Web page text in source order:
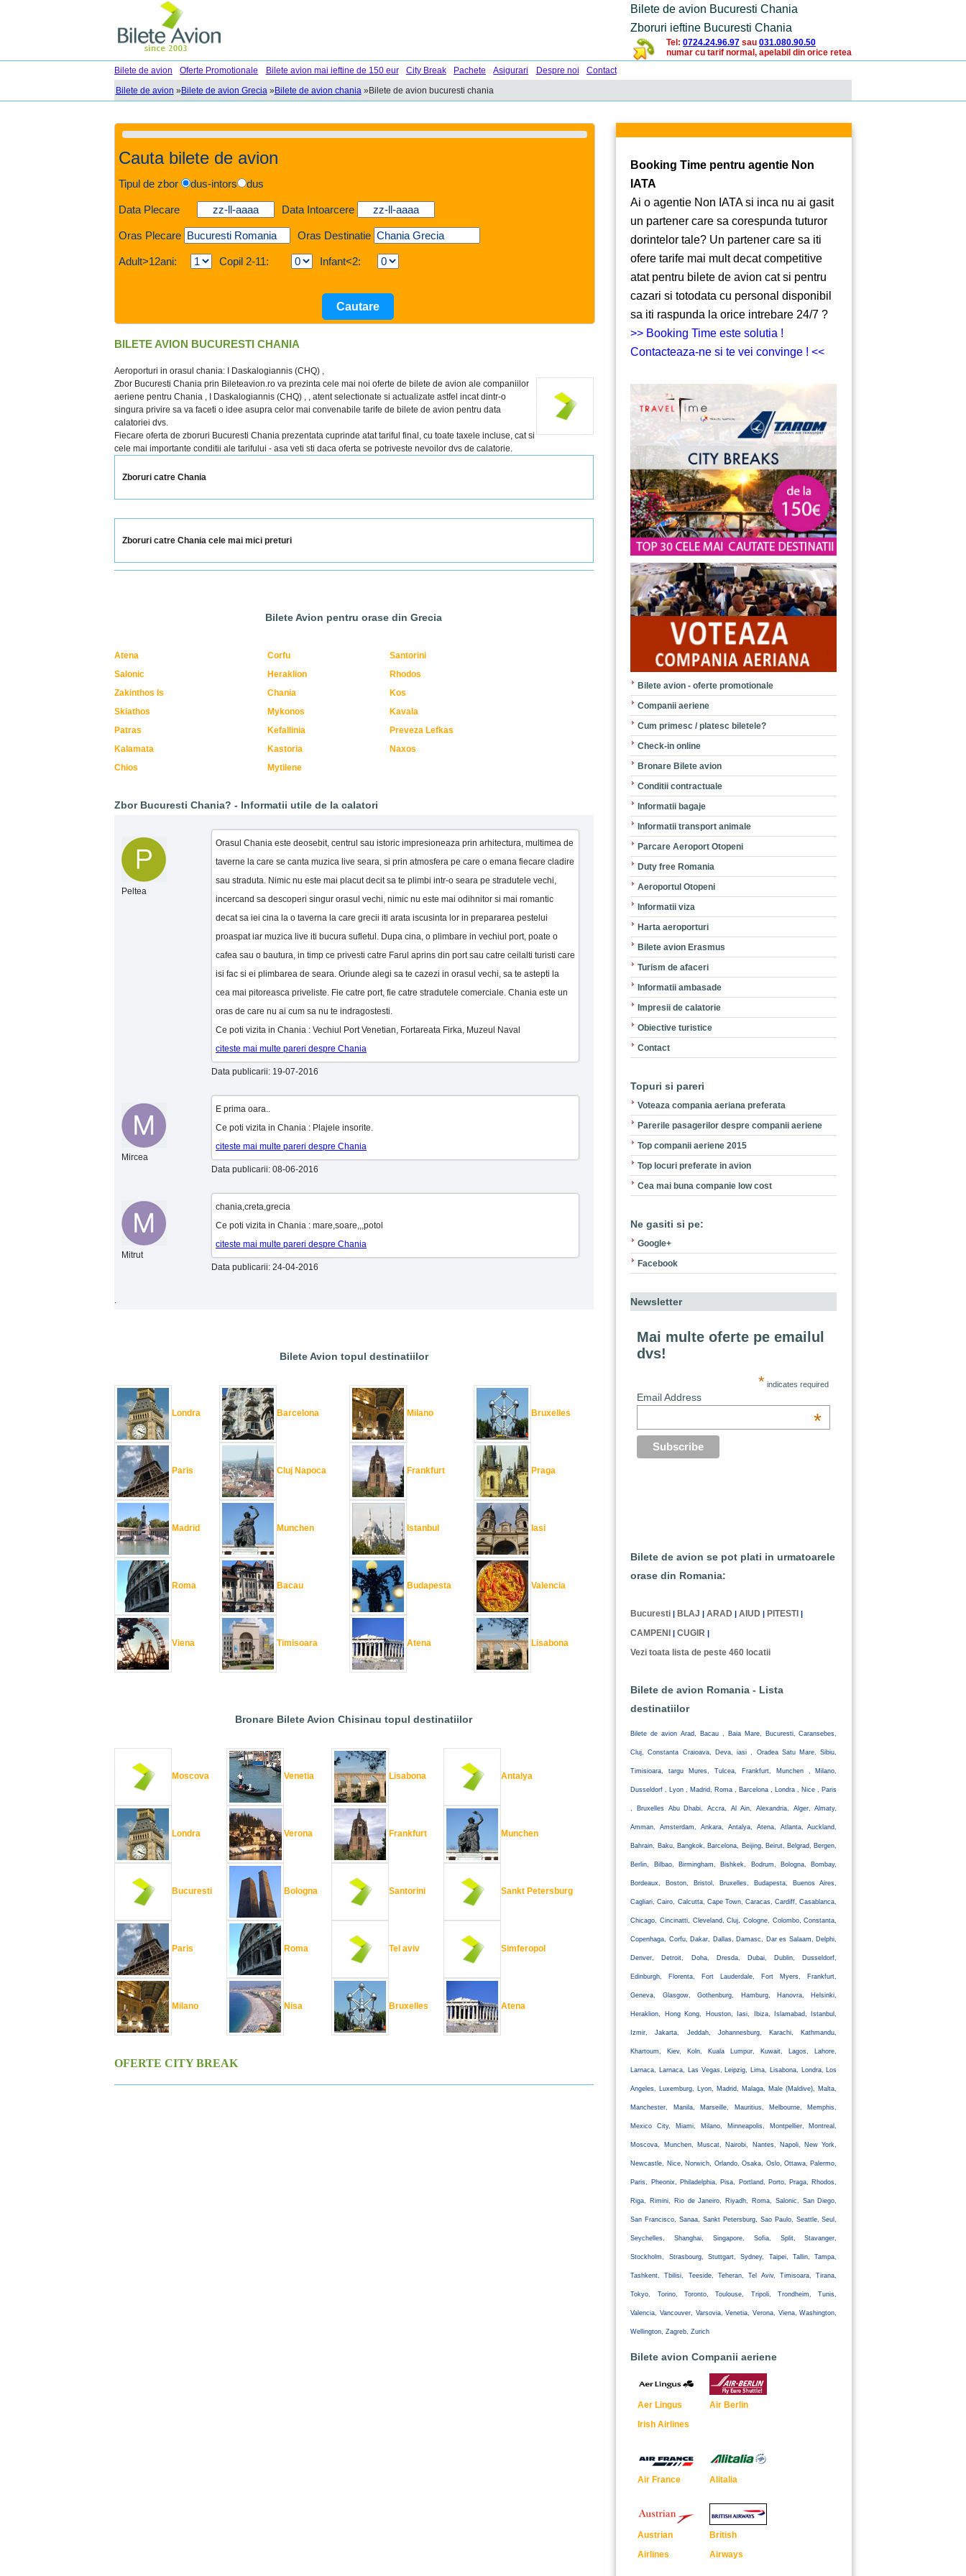
Bilete de avion Bucuresti Chania
Zboruri ieftine Bucuresti Chania
Tel: 0724.24.96.97 sau 031.080.90.50
numar cu tarif normal, apelabil din orice retea
Bilete de avion
Oferte Promotionale Bilete avion mai ieftine de 150 eur City Break Pachete Asigurari Despre noi
Contact
Bilete de avion »Bilete de avion Grecia »Bilete de avion chania »Bilete de avion bucuresti chania
Cauta bilete de avion
Tipul de zbor dus-intors dus
Data Plecare Data Intoarcere
Oras Plecare Oras Destinatie
Adult>12ani: Copil 2-11: Infant<2:
BILETE AVION BUCURESTI CHANIA
Aeroporturi in orasul chania: I Daskalogiannis (CHQ) ,
Zbor Bucuresti Chania prin Bileteavion.ro va prezinta cele mai noi oferte de bilete de avion ale companiilor
aeriene pentru Chania , I Daskalogiannis (CHQ) , , atent selectionate si actualizate astfel incat dintr-o
singura privire sa va faceti o idee asupra celor mai convenabile tarife de bilete de avion pentru data
calatoriei dvs.
Fiecare oferta de zboruri Bucuresti Chania prezentata cuprinde atat tariful final, cu toate taxele incluse, cat si
cele mai importante conditii ale tarifului - asa veti sti daca oferta se potriveste nevoilor dvs de calatorie.
Zboruri catre Chania
Zboruri catre Chania cele mai mici preturi
Bilete Avion pentru orase din Grecia
Atena Corfu
Santorini
Salonic
Heraklion
Rhodos
Zakinthos Is
Chania
Kos
Skiathos
Mykonos
Kavala
Patras
Kefallinia
Preveza Lefkas
Kalamata
Kastoria
Naxos
Chios
Mytilene
Zbor Bucuresti Chania? - Informatii utile de la calatori
Peltea
Orasul Chania este deosebit, centrul sau istoric impresioneaza prin arhitectura, multimea de
taverne la care se canta muzica live seara, si prin atmosfera pe care o emana fiecare cladire
sau straduta. Nimic nu este mai placut decit sa te plimbi intr-o seara pe stradutele vechi,
incercand sa descoperi singur orasul vechi, nimic nu este mai odihnitor si mai romantic
decat sa iei cina la o taverna la care grecii iti arata iscusinta lor in prepararea pestelui
proaspat iar muzica live iti bucura sufletul. Dupa cina, o plimbare in vechiul port, poate o
cafea sau o bautura, in timp ce privesti catre Farul aprins din port sau catre ceilalti turisti care
isi fac si ei plimbarea de seara. Oriunde alegi sa te cazezi in orasul vechi, sa te astepti la
cea mai pitoreasca priveliste. Fie catre port, fie catre stradutele comerciale. Chania este un
oras de care nu ai cum sa nu te indragostesti.
Ce poti vizita in Chania : Vechiul Port Venetian, Fortareata Firka, Muzeul Naval
citeste mai multe pareri despre Chania
Data publicarii: 19-07-2016
Mircea
E prima oara..
Ce poti vizita in Chania : Plajele insorite.
citeste mai multe pareri despre Chania
Data publicarii: 08-06-2016
Mitrut
chania,creta,grecia
Ce poti vizita in Chania : mare,soare,,,potol
citeste mai multe pareri despre Chania
Data publicarii: 24-04-2016
.
Bilete Avion topul destinatiilor
Londra
Paris
Madrid
Roma
Viena
Barcelona
Cluj Napoca
Munchen
Bacau
Timisoara
Milano
Frankfurt
Istanbul
Budapesta
Atena
Bruxelles
Praga
Iasi
Valencia
Lisabona
Bronare Bilete Avion Chisinau topul destinatiilor
Moscova
Londra
Bucuresti
Paris
Milano
Venetia
Verona
Bologna
Roma
Nisa
Lisabona
Frankfurt
Santorini
Tel aviv
Bruxelles
Antalya
Munchen
Sankt Petersburg
Simferopol
Atena
OFERTE CITY BREAK
Booking Time pentru agentie Non
IATA
Ai o agentie Non IATA si inca nu ai gasit
un partener care sa corespunda tuturor
dorintelor tale? Un partener care sa iti
ofere tarife mai mult decat competitive
atat pentru bilete de avion cat si pentru
cazari si totodata cu personal disponibil
sa iti raspunda la orice intrebare 24/7 ?
>> Booking Time este solutia !
Contacteaza-ne si te vei convinge ! <<
Bilete avion - oferte promotionale
Companii aeriene
Cum primesc / platesc biletele?
Check-in online
Bronare Bilete avion
Conditii contractuale
Informatii bagaje
Informatii transport animale
Parcare Aeroport Otopeni
Duty free Romania
Aeroportul Otopeni
Informatii viza
Harta aeroporturi
Bilete avion Erasmus
Turism de afaceri
Informatii ambasade
Impresii de calatorie
Obiective turistice
Contact
Topuri si pareri
Voteaza compania aeriana preferata
Parerile pasagerilor despre companii aeriene
Top companii aeriene 2015
Top locuri preferate in avion
Cea mai buna companie low cost
Ne gasiti si pe:
Google+
Facebook
Newsletter
Mai multe oferte pe emailul
dvs!
* indicates required
Email Address
*
Bilete de avion se pot plati in urmatoarele
orase din Romania:
Bucuresti | BLAJ |ARAD |AIUD | PITESTI |
CAMPENI |CUGIR |
Vezi toata lista de peste 460 locatii
Bilete de avion Romania - Lista
destinatiilor
Bilete de avion Arad, Bacau , Baia Mare, Bucuresti, Caransebes,
Cluj, Constanta Craioava, Deva, iasi , Oradea Satu Mare, Sibiu,
Timisioara, targu Mures, Tulcea, Frankfurt, Munchen , Milano,
Dusseldorf , Lyon , Madrid, Roma , Barcelona , Londra , Nice , Paris
, Bruxelles Abu Dhabi, Accra, Al Ain, Alexandria, Alger, Almaty,
Amman, Amsterdam, Ankara, Antalya, Atena, Atlanta, Auckland,
Bahrain, Baku, Bangkok, Barcelona, Beijing, Beirut, Belgrad, Bergen,
Berlin, Bilbao, Birmingham, Bishkek, Bodrum, Bologna, Bombay,
Bordeaux, Boston, Bristol, Bruxelles, Budapesta, Buenos Aires,
Cagliari, Cairo, Calcutta, Cape Town, Caracas, Cardiff, Casablanca,
Chicago, Cincinatti, Cleveland, Cluj, Cologne, Colombo, Constanta,
Copenhaga, Corfu, Dakar, Dallas, Damasc, Dar es Salaam, Delphi,
Denver, Detroit, Doha, Dresda, Dubai, Dublin, Dusseldorf,
Edinburgh, Florenta, Fort Lauderdale, Fort Myers, Frankfurt,
Geneva, Glasgow, Gothenburg, Hamburg, Hanovra, Helsinki,
Heraklion, Hong Kong, Houston, Iasi, Ibiza, Islamabad, Istanbul,
Izmir, Jakarta, Jeddah, Johannesburg, Karachi, Kathmandu,
Khartoum, Kiev, Koln, Kuala Lumpur, Kuwait, Lagos, Lahore,
Larnaca, Larnaca, Las Vegas, Leipzig, Lima, Lisabona, Londra, Los
Angeles, Luxemburg, Lyon, Madrid, Malaga, Male (Maldive), Malta,
Manchester, Manila, Marseille, Mauritius, Melbourne, Memphis,
Mexico City, Miami, Milano, Minneapolis, Montpellier, Montreal,
Moscova, Munchen, Muscat, Nairobi, Nantes, Napoli, New York,
Newcastle, Nice, Norwich, Orlando, Osaka, Oslo, Ottawa, Palermo,
Paris, Pheonix, Philadelphia, Pisa, Portland, Porto, Praga, Rhodos,
Riga, Rimini, Rio de Janeiro, Riyadh, Roma, Salonic, San Diego,
San Francisco, Sanaa, Sankt Petersburg, Sao Paulo, Seattle, Seul,
Seychelles, Shanghai, Singapore, Sofia, Split, Stavanger,
Stockholm, Strasbourg, Stuttgart, Sydney, Taipei, Tallin, Tampa,
Tashkent, Tbilisi, Teeside, Teheran, Tel Aviv, Timisoara, Tirana,
Tokyo, Torino, Toronto, Toulouse, Tripoli, Trondheim, Tunis,
Valencia, Vancouver, Varsovia, Venetia, Verona, Viena, Washington,
Wellington, Zagreb, Zurich
Bilete avion Companii aeriene
Aer Lingus
Irish Airlines
Air Berlin
Air France Alitalia
Austrian
Airlines
British
Airways